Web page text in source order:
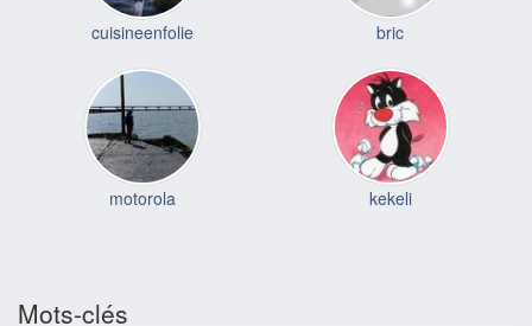
cuisineenfolie bric
motorola kekeli
Mots-clés